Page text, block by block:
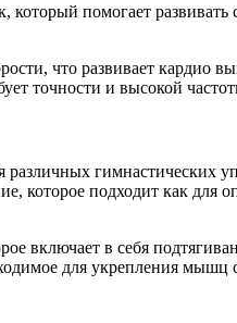
помогает
что развивает кардио
точности и высокой
различных гимнастических
которое подходит как для
включает в себя
для укрепления мышц